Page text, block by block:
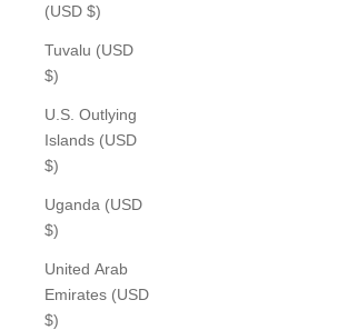
(USD $)
Tuvalu (USD
$)
U.S. Outlying
Islands (USD
$)
Uganda (USD
$)
United Arab
Emirates (USD
$)